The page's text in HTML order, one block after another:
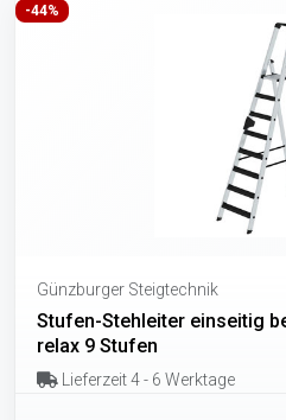
-44%
Günzburger Steigtechnik
Stufen-Stehleiter einseitig
relax 9 Stufen
Lieferzeit 4 - 6 Werktage